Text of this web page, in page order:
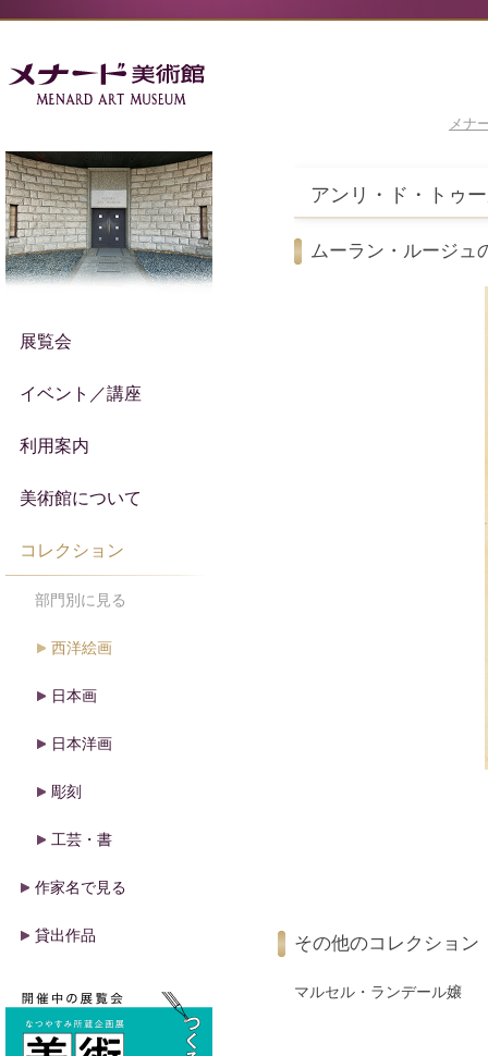
メナ
アンリ・ド・トゥ
ムーラン・ルージュ
その他のコレクショ
マルセル・ランデール嬢
展覧会
イベント／講座
利用案内
美術館について
コレクション
部門別に見る
西洋絵画
日本画
日本洋画
彫刻
工芸・書
作家名で見る
貸出作品